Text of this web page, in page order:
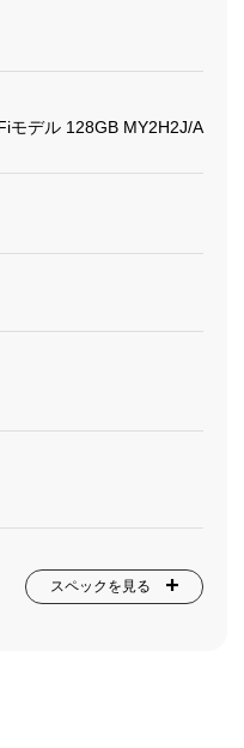
モデル 128GB MY2H2J/A
スペックを見る